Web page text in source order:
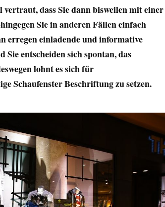
dass Sie dann bisweilen mit einer
Sie in anderen Fällen einfach
erregen einladende und informative
Sie entscheiden sich spontan, das
lohnt es sich für
Schaufenster Beschriftung zu setzen.